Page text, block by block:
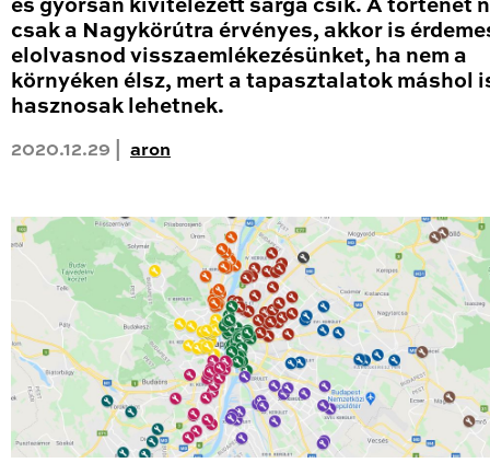
és gyorsan kivitelezett sárga csík. A történet
csak a Nagykörútra érvényes, akkor is
elolvasnod visszaemlékezésünket, ha nem a
környéken élsz, mert a tapasztalatok máshol
hasznosak lehetnek.
2020.12.29 | aron